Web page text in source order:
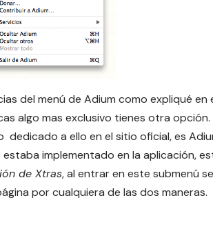
del menú de Adium como expliqué en
algo mas exclusivo tienes otra
a ello en el sitio oficial, es
implementado en la aplicación,
de Xtras, al entrar en este submenú
por cualquiera de las dos maneras.